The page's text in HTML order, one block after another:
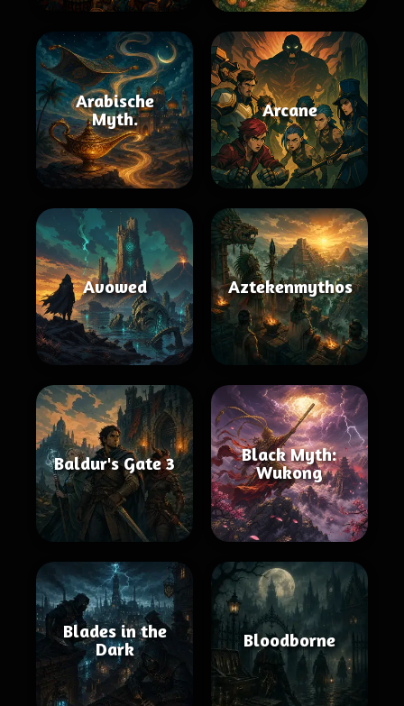
Arabische
Myth.
Arcane
Avowed Aztekenmythos
Baldur's Gate 3
Black Myth:
Wukong
Blades in the
Dark
Bloodborne